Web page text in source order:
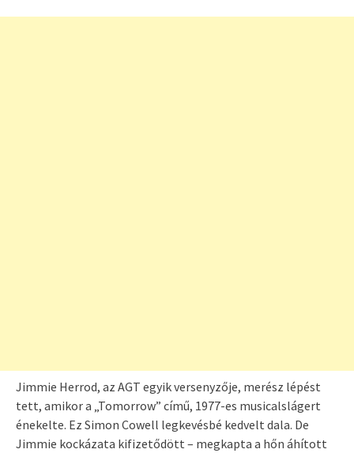
Jimmie Herrod, az AGT egyik versenyzője, merész lépést
tett, amikor a „Tomorrow” című, 1977-es musicalslágert
énekelte. Ez Simon Cowell legkevésbé kedvelt dala. De
Jimmie kockázata kifizetődött – megkapta a hőn áhított